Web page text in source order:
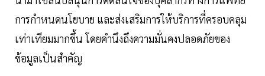
การกำหนดนโยบาย และส่งเสริมการให้บริการที่ครอบคลุม
เท่าเทียมมากขึ้น โดยคำนึงถึงความมั่นคงปลอดภัยของ
ข้อมูลเป็นสำคัญ